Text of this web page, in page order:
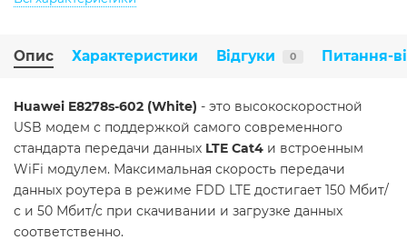
Опис Характеристики Відгуки 0 Питання-
Huawei E8278s-602 (White) - это высокоскоростной
USB модем с поддержкой самого современного
стандарта передачи данных LTE Cat4 и встроенным
WiFi модулем. Максимальная скорость передачи
данных роутера в режиме FDD LTE достигает 150 Мбит/
с и 50 Мбит/с при скачивании и загрузке данных
соответственно.